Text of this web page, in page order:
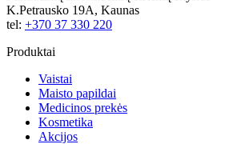
K.Petrausko 19A, Kaunas
tel: +370 37 330 220
Produktai
Vaistai
Maisto papildai
Medicinos prekės
Kosmetika
Akcijos